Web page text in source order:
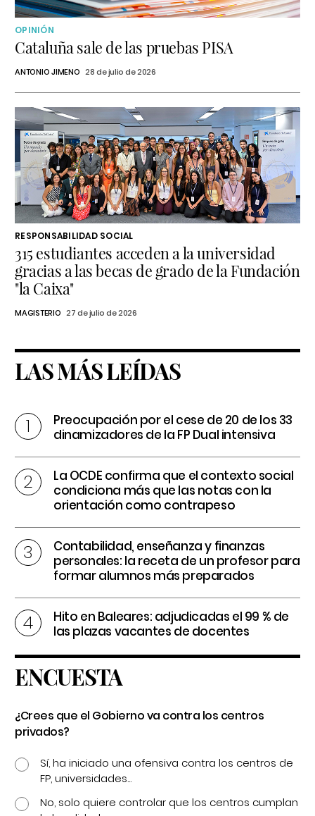
OPINIÓN
Cataluña sale de las pruebas PISA
ANTONIO JIMENO 28 de julio de 2026
RESPONSABILIDAD SOCIAL
315 estudiantes acceden a la universidad
gracias a las becas de grado de la Fundación
"la Caixa"
MAGISTERIO 27 de julio de 2026
LAS MÁS LEÍDAS
Preocupación por el cese de 20 de los 33
dinamizadores de la FP Dual intensiva
La OCDE confirma que el contexto social
condiciona más que las notas con la
orientación como contrapeso
Contabilidad, enseñanza y finanzas
personales: la receta de un profesor para
formar alumnos más preparados
Hito en Baleares: adjudicadas el 99 % de
las plazas vacantes de docentes
ENCUESTA
¿Crees que el Gobierno va contra los centros
privados?
Sí, ha iniciado una ofensiva contra los centros de
FP, universidades...
No, solo quiere controlar que los centros cumplan